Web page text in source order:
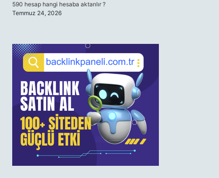
590 hesap hangi hesaba aktarılır ?
Temmuz 24, 2026